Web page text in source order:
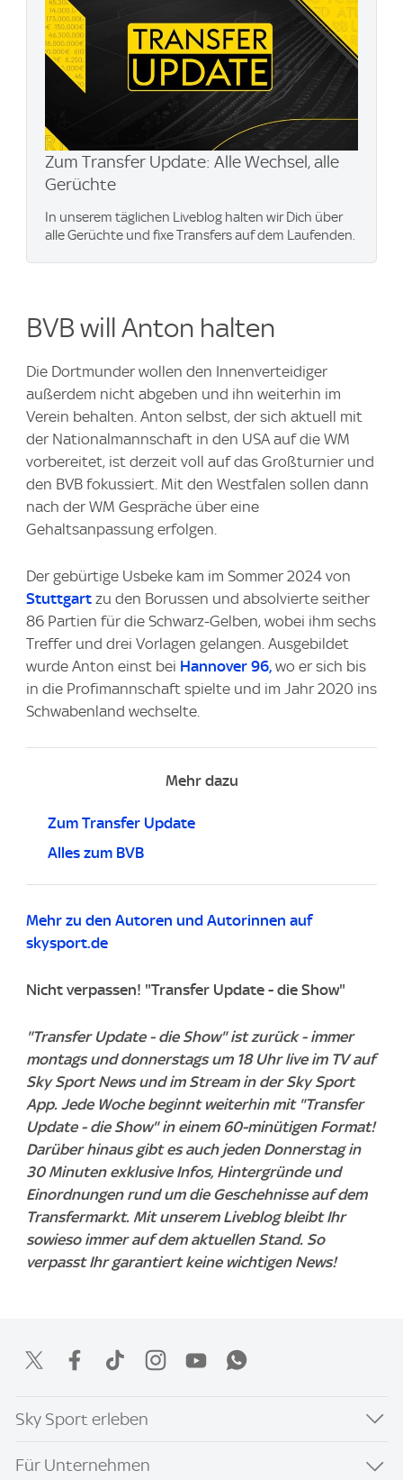
Zum Transfer Update: Alle Wechsel, alle
Gerüchte
In unserem täglichen Liveblog halten wir Dich über
alle Gerüchte und fixe Transfers auf dem Laufenden.
BVB will Anton halten
Die Dortmunder wollen den Innenverteidiger
außerdem nicht abgeben und ihn weiterhin im
Verein behalten. Anton selbst, der sich aktuell mit
der Nationalmannschaft in den USA auf die WM
vorbereitet, ist derzeit voll auf das Großturnier und
den BVB fokussiert. Mit den Westfalen sollen dann
nach der WM Gespräche über eine
Gehaltsanpassung erfolgen.
Der gebürtige Usbeke kam im Sommer 2024 von
Stuttgart zu den Borussen und absolvierte seither
86 Partien für die Schwarz-Gelben, wobei ihm sechs
Treffer und drei Vorlagen gelangen. Ausgebildet
wurde Anton einst bei Hannover 96, wo er sich bis
in die Profimannschaft spielte und im Jahr 2020 ins
Schwabenland wechselte.
Mehr dazu
Zum Transfer Update
Alles zum BVB
Mehr zu den Autoren und Autorinnen auf
skysport.de
Nicht verpassen! "Transfer Update - die Show"
"Transfer Update - die Show" ist zurück - immer
montags und donnerstags um 18 Uhr live im TV auf
Sky Sport News und im Stream in der Sky Sport
App. Jede Woche beginnt weiterhin mit "Transfer
Update - die Show" in einem 60-minütigen Format!
Darüber hinaus gibt es auch jeden Donnerstag in
30 Minuten exklusive Infos, Hintergründe und
Einordnungen rund um die Geschehnisse auf dem
Transfermarkt. Mit unserem Liveblog bleibt Ihr
sowieso immer auf dem aktuellen Stand. So
verpasst Ihr garantiert keine wichtigen News!
Sky Sport erleben
Für Unternehmen